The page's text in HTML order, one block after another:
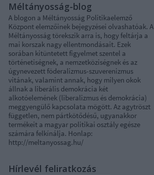
Méltányosság-blog
A blogon a Méltányosság Politikaelemző
Központ elemzőinek bejegyzései olvashatóak. A
Méltányosság törekszik arra is, hogy feltárja a
mai korszak nagy ellentmondásait. Ezek
sorában kitüntetett figyelmet szentel a
történetiségnek, a nemzetköziségnek és az
úgynevezett föderalizmus-szuverenizmus
vitának, valamint annak, hogy milyen okok
állnak a liberális demokrácia két
alkotóelemének (liberalizmus és demokrácia)
meggyengülő kapcsolata mögött. Az agytröszt
független, nem pártkötődésű, ugyanakkor
termékeit a magyar politikai osztály egésze
számára felkínálja. Honlap:
http://meltanyossag.hu/
Hírlevél feliratkozás